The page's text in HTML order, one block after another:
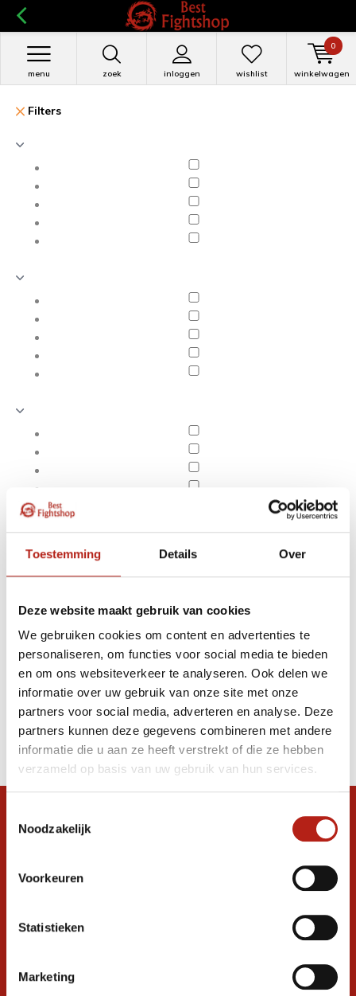
Toestemming Details Over
Deze website maakt gebruik van cookies
We gebruiken cookies om content en advertenties te
personaliseren, om functies voor social media te bieden
en om ons websiteverkeer te analyseren. Ook delen we
informatie over uw gebruik van onze site met onze
partners voor social media, adverteren en analyse. Deze
partners kunnen deze gegevens combineren met andere
informatie die u aan ze heeft verstrekt of die ze hebben
verzameld op basis van uw gebruik van hun services.
Noodzakelijk
Voorkeuren
Statistieken
Marketing
zoek inloggen
menu wishlist winkelwagen
0
Filters
Apply filters Springtouwen
Producten
Filter
Ontvang de nieuwste aanbiedingen en
promoties